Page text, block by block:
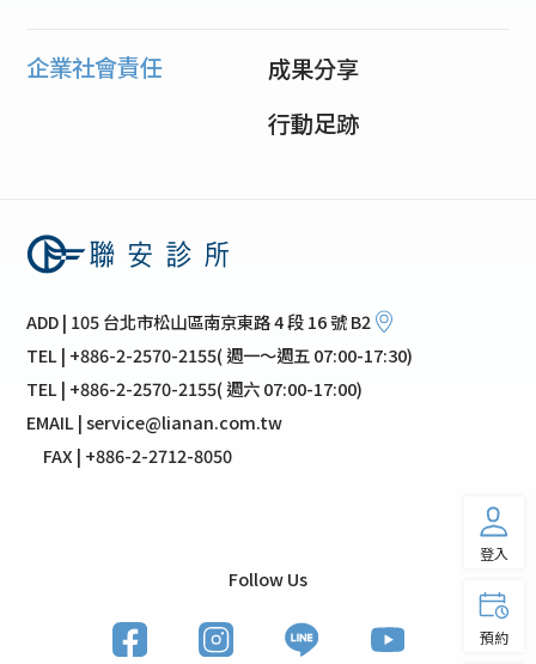
企業社會責任
成果分享
行動足跡
ADD | 105 台北市松山區南京東路 4 段 16 號 B2
TEL | +886-2-2570-2155( 週一～週五 07:00-17:30)
TEL | +886-2-2570-2155( 週六 07:00-17:00)
EMAIL | service@lianan.com.tw
FAX | +886-2-2712-8050
Follow Us
登入
預約